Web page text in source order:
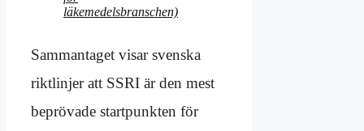
läkemedelsbranschen)
Sammantaget visar svenska
riktlinjer att SSRI är den mest
beprövade startpunkten för